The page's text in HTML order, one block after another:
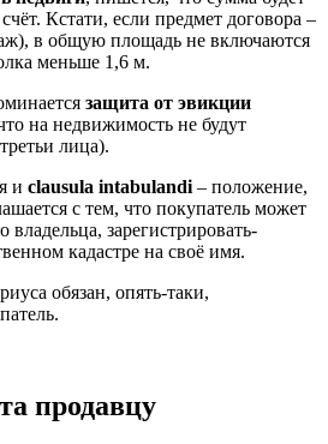
Кстати, если предмет договора –
в общую площадь не включаются
меньше 1,6 м.
защита от эвикции
на недвижимость не будут
лица).
и clausula intabulandi – положение,
с тем, что покупатель может
владельца, зарегистрировать-
кадастре на своё имя.
обязан, опять-таки,
продавцу